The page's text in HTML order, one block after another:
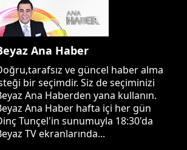
Ana Haber
ve güncel haber alma
bir seçimdir. Siz de seçiminizi
Ana Haberden yana kullanın.
Ana Haber hafta içi her gün
Tunçel'in sunumuyla 18:30'da
TV ekranlarında...